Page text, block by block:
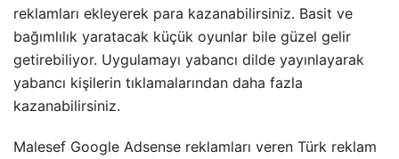
reklamları ekleyerek para kazanabilirsiniz. Basit ve
bağımlılık yaratacak küçük oyunlar bile güzel gelir
getirebiliyor. Uygulamayı yabancı dilde yayınlayarak
yabancı kişilerin tıklamalarından daha fazla
kazanabilirsiniz.
Malesef Google Adsense reklamları veren Türk reklam